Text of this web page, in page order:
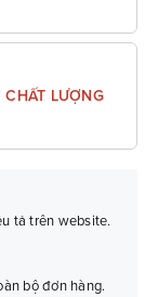
LƯỢNG
tả trên website.
bộ đơn hàng.